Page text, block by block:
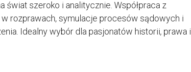
świat szeroko i analitycznie. Współpraca z
rozprawach, symulacje procesów sądowych i
Idealny wybór dla pasjonatów historii, prawa i